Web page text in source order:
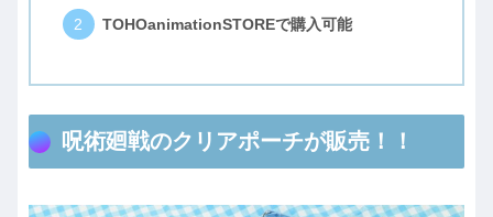
TOHOanimationSTOREで購入可能
呪術廻戦のクリアポーチが販売！！